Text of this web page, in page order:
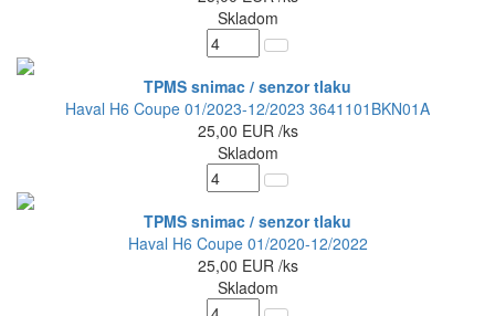
Skladom
TPMS snimac / senzor tlaku
Haval H6 Coupe 01/2023-12/2023 3641101BKN01A
25,00 EUR /ks
Skladom
TPMS snimac / senzor tlaku
Haval H6 Coupe 01/2020-12/2022
25,00 EUR /ks
Skladom